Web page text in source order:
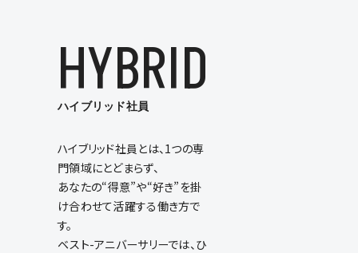
HYBRID
ハイブリッド社員
ハイブリッド社員とは、1つの専
門領域にとどまらず、
あなたの“得意”や“好き”を掛
け合わせて活躍する働き方で
す。
ベスト-アニバーサリーでは、ひ